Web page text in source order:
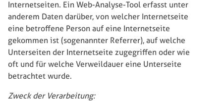
Internetseiten. Ein Web-Analyse-Tool erfasst unter
anderem Daten darüber, von welcher Internetseite
eine betroffene Person auf eine Internetseite
gekommen ist (sogenannter Referrer), auf welche
Unterseiten der Internetseite zugegriffen oder wie
oft und für welche Verweildauer eine Unterseite
betrachtet wurde.
Zweck der Verarbeitung: